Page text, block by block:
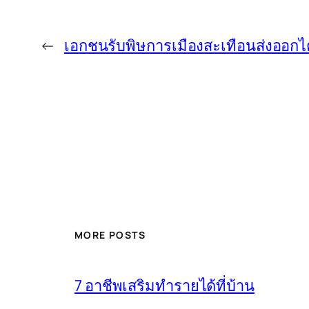
← เอกชนรับพิษการเมืองสะเทือนส่งออก
MORE POSTS
7 อาชีพเสริมทำรายได้ที่บ้าน